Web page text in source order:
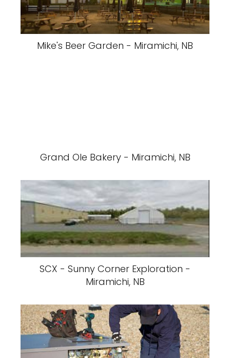
Mike's Beer Garden - Miramichi, NB
Grand Ole Bakery - Miramichi, NB
SCX - Sunny Corner Exploration -
Miramichi, NB